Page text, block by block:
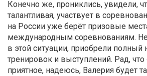
Конечно же, прониклись, увидели,
талантливая, участвует в
на России уже берёт призовые
международным соревнованиям.
в этой ситуации, приобрели полный
тренировок и выступлений. Рад, что
приятное, надеюсь, Валерия будет